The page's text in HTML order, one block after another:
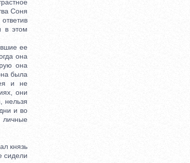
Соня
в этом
ее
она
она
была
и не
они
нельзя
и во
личные
князь
сидели